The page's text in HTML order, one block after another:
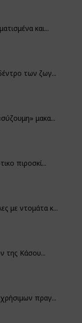
και...
των ζωγ...
μακα...
πιροσκί...
με ντομάτα κ...
της Κάσου...
πραγ...